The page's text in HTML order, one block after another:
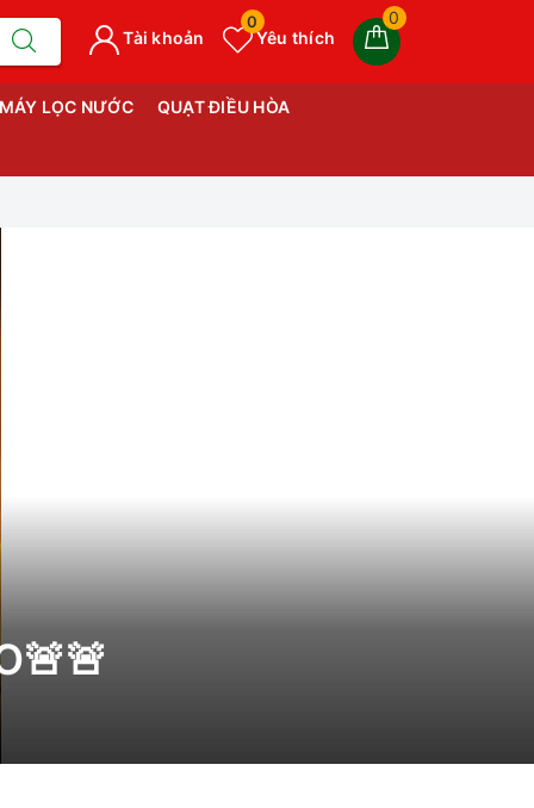
0
Yêu thích
0
Tài khoản
MÁY LỌC NƯỚC QUẠT ĐIỀU HÒA